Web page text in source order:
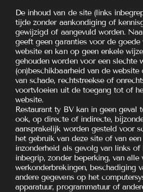
De inhoud van de site (links
tijde zonder aankondiging of
gewijzigd of aangevuld worden.
geeft geen garanties voor de goede
website en kan op geen enkele
gehouden worden voor een slechte
(on)beschikbaarheid van de
van schade, rechtstreekse of
voortvloeien uit de toegang tot of
website.
Restaurant ty BV kan in geen geval
ook, op directe of indirecte,
aansprakelijk worden gesteld voor
het gebruik van deze site of van een
inzonderheid als gevolg van links of
inbegrip, zonder beperking, van alle
werkonderbrekingen, beschadiging
andere gegevens op het
apparatuur, programmatuur of